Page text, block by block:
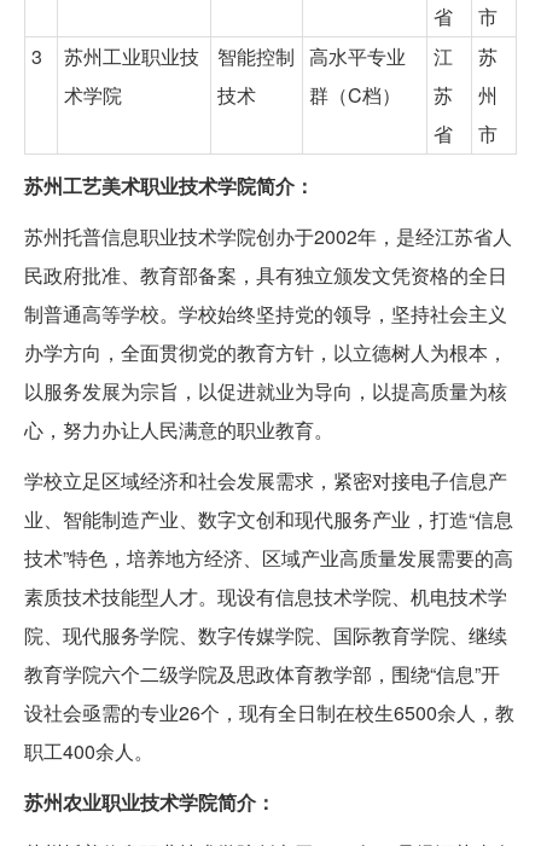
省
市
3
苏州工业职业技
术学院
智能控制
技术
高水平专业
群（C档）
江
苏
省
苏
州
市
苏州工艺美术职业技术学院简介：
苏州托普信息职业技术学院创办于2002年，是经江苏省人
民政府批准、教育部备案，具有独立颁发文凭资格的全日
制普通高等学校。学校始终坚持党的领导，坚持社会主义
办学方向，全面贯彻党的教育方针，以立德树人为根本，
以服务发展为宗旨，以促进就业为导向，以提高质量为核
心，努力办让人民满意的职业教育。
学校立足区域经济和社会发展需求，紧密对接电子信息产
业、智能制造产业、数字文创和现代服务产业，打造“信息
技术”特色，培养地方经济、区域产业高质量发展需要的高
素质技术技能型人才。现设有信息技术学院、机电技术学
院、现代服务学院、数字传媒学院、国际教育学院、继续
教育学院六个二级学院及思政体育教学部，围绕“信息”开
设社会亟需的专业26个，现有全日制在校生6500余人，教
职工400余人。
苏州农业职业技术学院简介：